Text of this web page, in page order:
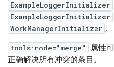
ExampleLoggerInitializer
ExampleLoggerInitializer
WorkManagerInitializer 。
tools:node="merge" 属性
正确解决所有冲突的条目。